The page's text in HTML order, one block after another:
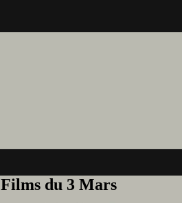
du 3 Mars